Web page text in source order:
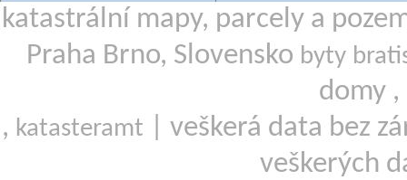
katastrální mapy, parcely a
Praha Brno, Slovensko byty
domy ,
, katasteramt
| veškerá data bez
veškerých